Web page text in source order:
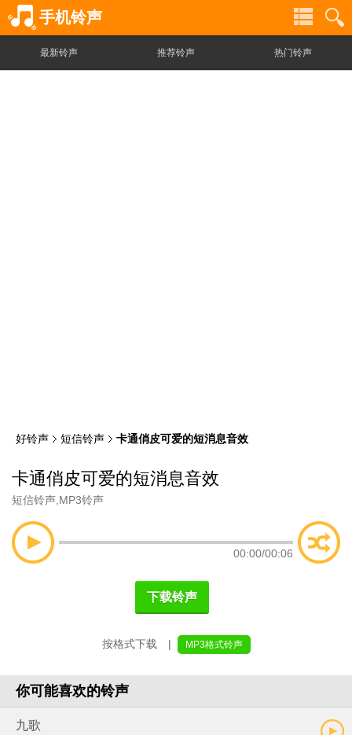
手机铃声
最新铃声 推荐铃声 热门铃声
好铃声 短信铃声 卡通俏皮可爱的短消息音效
卡通俏皮可爱的短消息音效
短信铃声 MP3铃声
00:00/00:06
下载铃声
按格式下载 | MP3格式铃声
你可能喜欢的铃声
九歌